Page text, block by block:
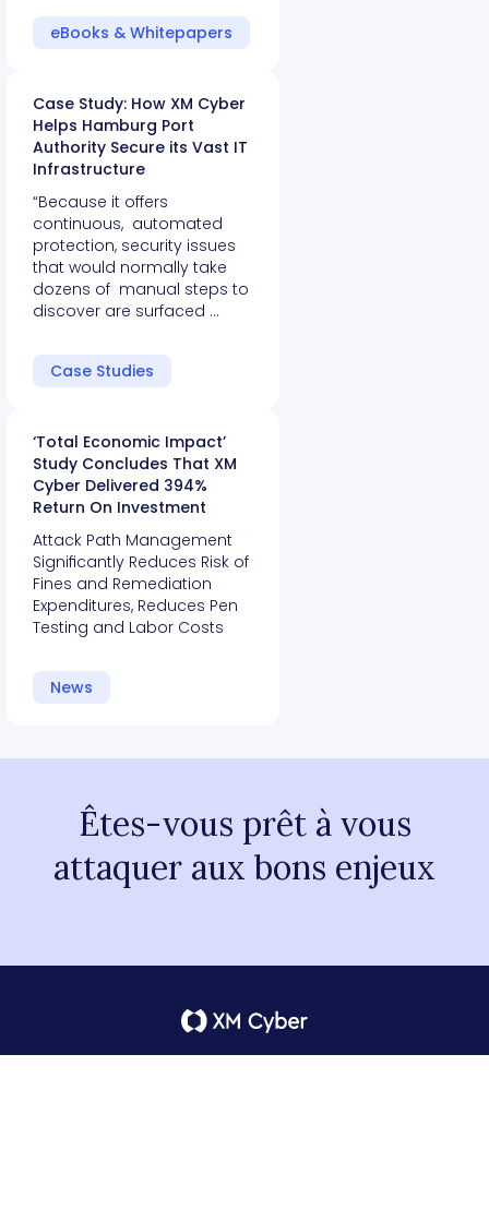
eBooks & Whitepapers
Case Study: How XM Cyber
Helps Hamburg Port
Authority Secure its Vast IT
Infrastructure
“Because it offers
continuous, automated
protection, security issues
that would normally take
dozens of manual steps to
discover are surfaced …
Case Studies
‘Total Economic Impact’
Study Concludes That XM
Cyber Delivered 394%
Return On Investment
Attack Path Management
Significantly Reduces Risk of
Fines and Remediation
Expenditures, Reduces Pen
Testing and Labor Costs
News
Êtes-vous prêt à vous
attaquer aux bons enjeux